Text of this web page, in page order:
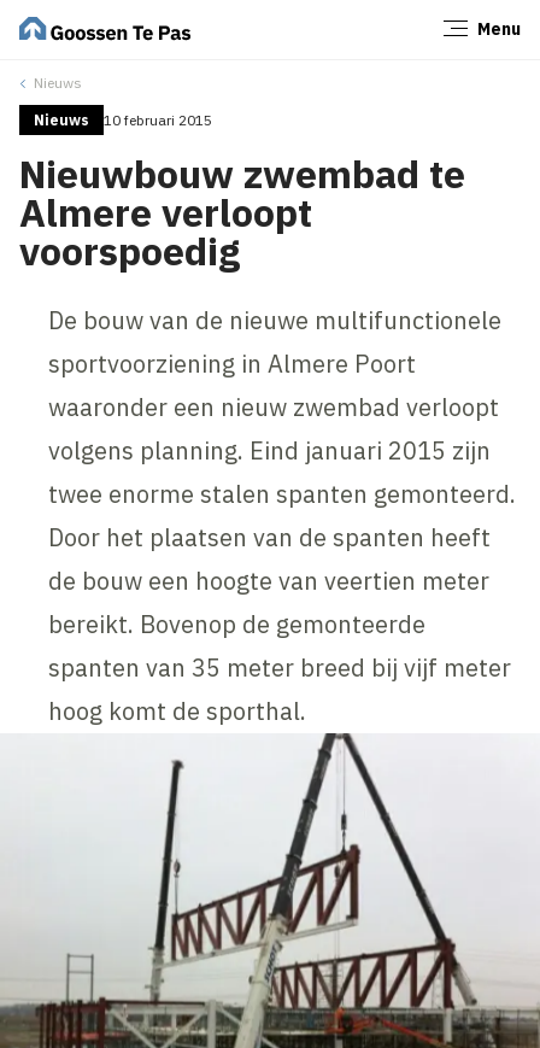
Menu
Nieuws
Nieuws 10 februari 2015
Nieuwbouw zwembad te
Almere verloopt
voorspoedig
De bouw van de nieuwe multifunctionele
sportvoorziening in Almere Poort
waaronder een nieuw zwembad verloopt
volgens planning. Eind januari 2015 zijn
twee enorme stalen spanten gemonteerd.
Door het plaatsen van de spanten heeft
de bouw een hoogte van veertien meter
bereikt. Bovenop de gemonteerde
spanten van 35 meter breed bij vijf meter
hoog komt de sporthal.
Sluiten